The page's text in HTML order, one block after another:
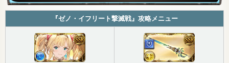
『ゼノ・イフリート撃滅戦』攻略メニュー